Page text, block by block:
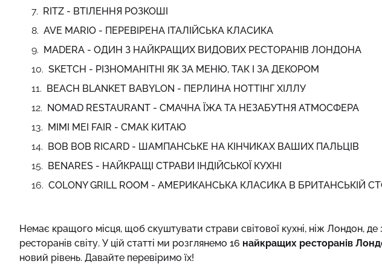
RITZ - ВТІЛЕННЯ РОЗКОШІ
AVE MARIO - ПЕРЕВІРЕНА ІТАЛІЙСЬКА КЛАСИКА
MADERA - ОДИН З НАЙКРАЩИХ ВИДОВИХ РЕСТОРАНІВ ЛОНДОНА
SKETCH - РІЗНОМАНІТНІ ЯК ЗА МЕНЮ, ТАК І ЗА ДЕКОРОМ
BEACH BLANKET BABYLON - ПЕРЛИНА НОТТІНГ ХІЛЛУ
NOMAD RESTAURANT - СМАЧНА ЇЖА ТА НЕЗАБУТНЯ АТМОСФЕРА
MIMI MEI FAIR - СМАК КИТАЮ
BOB BOB RICARD - ШАМПАНСЬКЕ НА КІНЧИКАХ ВАШИХ ПАЛЬЦІВ
BENARES - НАЙКРАЩІ СТРАВИ ІНДІЙСЬКОЇ КУХНІ
COLONY GRILL ROOM - АМЕРИКАНСЬКА КЛАСИКА В БРИТАНСЬКІЙ
Немає кращого місця, щоб скуштувати страви світової кухні, ніж Лондон, де
ресторанів світу. У цій статті ми розглянемо 16 найкращих ресторанів
новий рівень. Давайте перевіримо їх!